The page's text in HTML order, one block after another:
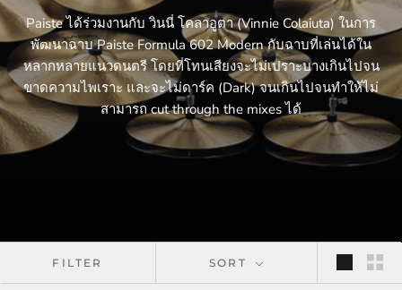
Paiste ได้ร่วมงานกับ วินนี่ โคลาอูตา (Vinnie Colaiuta) ในการ
พัฒนาฉาบ Paiste Formula 602 Modern กับฉาบที่เล่นได้ใน
หลากหลายแนวดนตรี โดยที่โทนเสียงจะไม่เปราะบางเกินไปจน
ขาดความไพเราะ และจะไม่ดาร์ค (Dark) จนเกินไปจนทำให้ไม่
สามารถ cut through the mixes ได้
FILTER SORT